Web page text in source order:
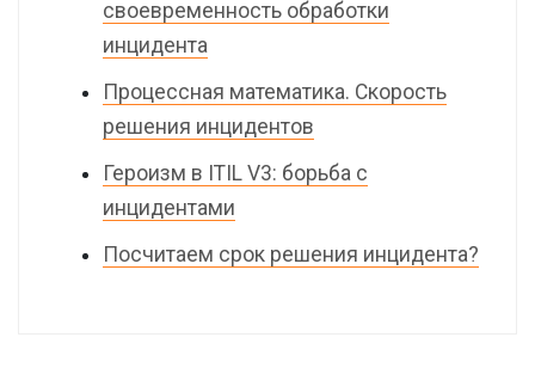
своевременность обработки
инцидента
Процессная математика. Скорость
решения инцидентов
Героизм в ITIL V3: борьба с
инцидентами
Посчитаем срок решения инцидента?